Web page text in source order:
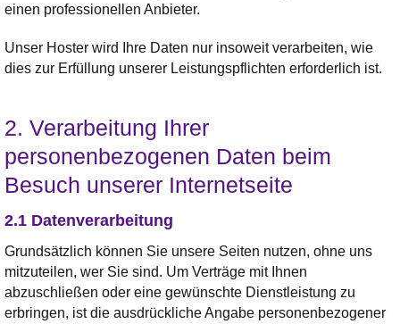
einen professionellen Anbieter.
Unser Hoster wird Ihre Daten nur insoweit verarbeiten, wie
dies zur Erfüllung unserer Leistungspflichten erforderlich ist.
2. Verarbeitung Ihrer
personenbezogenen Daten beim
Besuch unserer Internetseite
2.1 Datenverarbeitung
Grundsätzlich können Sie unsere Seiten nutzen, ohne uns
mitzuteilen, wer Sie sind. Um Verträge mit Ihnen
abzuschließen oder eine gewünschte Dienstleistung zu
erbringen, ist die ausdrückliche Angabe personenbezogener